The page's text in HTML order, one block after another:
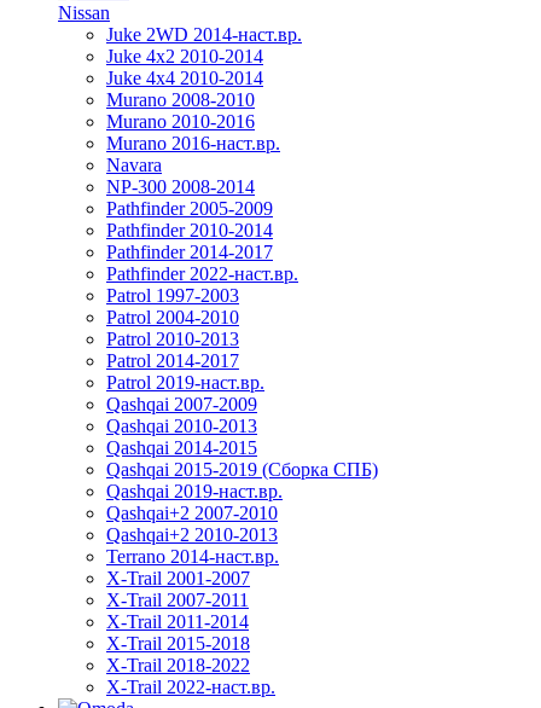
Nissan
Juke 2WD 2014-наст.вр.
Juke 4x2 2010-2014
Juke 4x4 2010-2014
Murano 2008-2010
Murano 2010-2016
Murano 2016-наст.вр.
Navara
NP-300 2008-2014
Pathfinder 2005-2009
Pathfinder 2010-2014
Pathfinder 2014-2017
Pathfinder 2022-наст.вр.
Patrol 1997-2003
Patrol 2004-2010
Patrol 2010-2013
Patrol 2014-2017
Patrol 2019-наст.вр.
Qashqai 2007-2009
Qashqai 2010-2013
Qashqai 2014-2015
Qashqai 2015-2019 (Сборка СПБ)
Qashqai 2019-наст.вр.
Qashqai+2 2007-2010
Qashqai+2 2010-2013
Terrano 2014-наст.вр.
X-Trail 2001-2007
X-Trail 2007-2011
X-Trail 2011-2014
X-Trail 2015-2018
X-Trail 2018-2022
X-Trail 2022-наст.вр.